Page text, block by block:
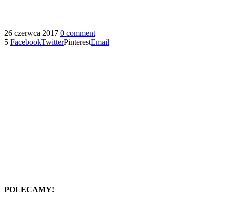
26 czerwca 2017 0 comment
5 FacebookTwitterPinterestEmail
POLECAMY!